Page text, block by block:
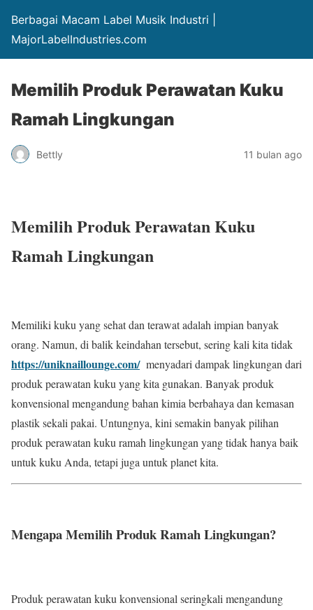
Berbagai Macam Label Musik Industri |
MajorLabelIndustries.com
Memilih Produk Perawatan Kuku
Ramah Lingkungan
Bettly 11 bulan ago
Memilih Produk Perawatan Kuku
Ramah Lingkungan
Memiliki kuku yang sehat dan terawat adalah impian banyak
orang. Namun, di balik keindahan tersebut, sering kali kita tidak
https://uniknaillounge.com/menyadari dampak lingkungan dari
produk perawatan kuku yang kita gunakan. Banyak produk
konvensional mengandung bahan kimia berbahaya dan kemasan
plastik sekali pakai. Untungnya, kini semakin banyak pilihan
produk perawatan kuku ramah lingkungan yang tidak hanya baik
untuk kuku Anda, tetapi juga untuk planet kita.
Mengapa Memilih Produk Ramah Lingkungan?
Produk perawatan kuku konvensional seringkali mengandung